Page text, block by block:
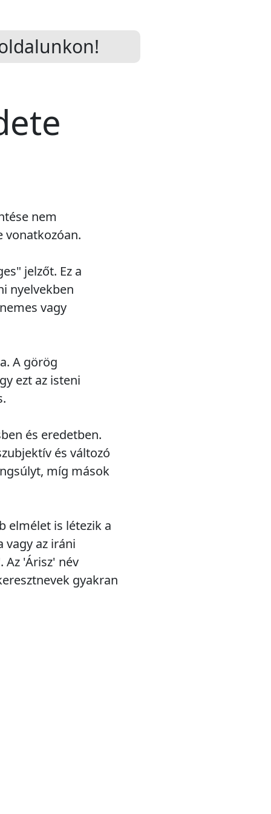
nem
vonatkozóan.
jelzőt. Ez a
nyelvekben
vagy
A görög
ezt az isteni
és eredetben.
és változó
míg mások
elmélet is létezik a
vagy az iráni
Az 'Árisz' név
gyakran